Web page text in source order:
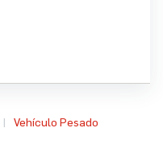
Vehículo Pesado